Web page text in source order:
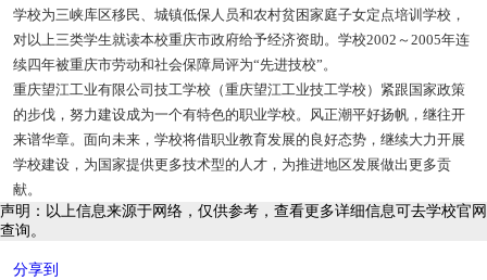
学校为三峡库区移民、城镇低保人员和农村贫困家庭子女定点培训学校，
对以上三类学生就读本校重庆市政府给予经济资助。学校2002～2005年连
续四年被重庆市劳动和社会保障局评为“先进技校”。
重庆望江工业有限公司技工学校（重庆望江工业技工学校）紧跟国家政策
的步伐，努力建设成为一个有特色的职业学校。风正潮平好扬帆，继往开
来谱华章。面向未来，学校将借职业教育发展的良好态势，继续大力开展
学校建设，为国家提供更多技术型的人才，为推进地区发展做出更多贡
献。
声明：以上信息来源于网络，仅供参考，查看更多详细信息可去学校官网
查询。
分享到